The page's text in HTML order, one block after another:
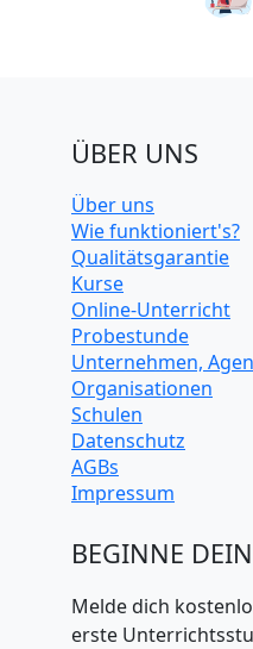
ÜBER UNS
Über uns
Wie funktioniert's?
Qualitätsgarantie
Kurse
Online-Unterricht
Probestunde
Unternehmen,
Organisationen
Schulen
Datenschutz
AGBs
Impressum
BEGINNE
Melde dich
erste